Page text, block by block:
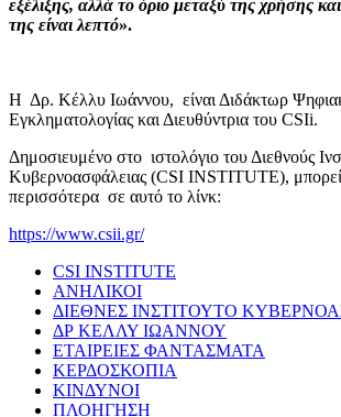
εξέλιξης, αλλά το όριο μεταξύ της χρήσης
της είναι λεπτό».
Η Δρ. Κέλλυ Ιωάννου, είναι Διδάκτωρ
Εγκληματολογίας και Διευθύντρια του CSIi.
Δημοσιευμένο στο ιστολόγιο του Διεθνούς
Κυβερνοασφάλειας (CSI INSTITUTE),
περισσότερα σε αυτό το λίνκ:
https://www.csii.gr/
CSI INSTITUTE
ΑΝΗΛΙΚΟΙ
ΔΙΕΘΝΕΣ ΙΝΣΤΙΤΟΥΤΟ
ΔΡ ΚΕΛΛΥ ΙΩΑΝΝΟΥ
ΕΤΑΙΡΕΙΕΣ ΦΑΝΤΑΣΜΑΤΑ
ΚΕΡΔΟΣΚΟΠΙΑ
ΚΙΝΔΥΝΟΙ
ΠΛΟΗΓΗΣΗ